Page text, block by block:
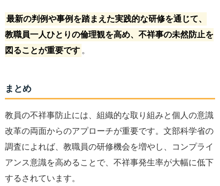
最新の判例や事例を踏まえた実践的な研修を通じて、
教職員一人ひとりの倫理観を高め、不祥事の未然防止を
図ることが重要です 。
まとめ
教員の不祥事防止には、組織的な取り組みと個人の意識
改革の両面からのアプローチが重要です。文部科学省の
調査によれば、教職員の研修機会を増やし、コンプライ
アンス意識を高めることで、不祥事発生率が大幅に低下
するされています。